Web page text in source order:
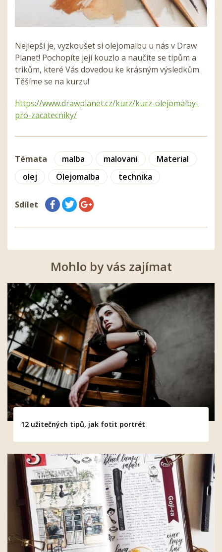
Nejlepší je, vyzkoušet si olejomalbu u nás v Draw
Planet! Pochopíte její kouzlo a naučíte se tipům a
trikům, které Vás dovedou ke krásným výsledkům.
Těšíme se na kurzu!
https://www.drawplanet.cz/kurz/kurz-olejomalby-
pro-zacatecniky/
Témata malba malovani
Material
olej
Olejomalba technika
Sdílet
Mohlo by vás zajímat
12 užitečných tipů, jak fotit portrét